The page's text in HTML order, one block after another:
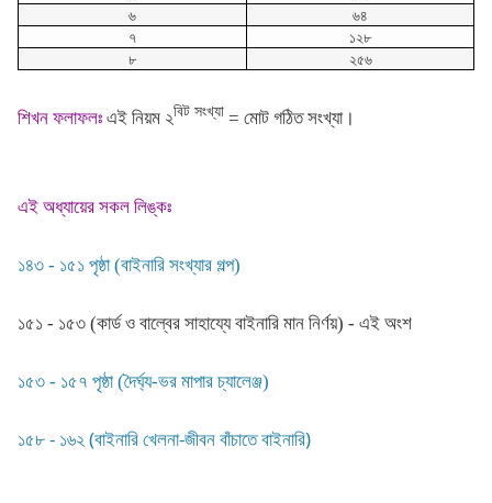
৬
৬৪
৭
১২৮
৮
২৫৬
শিখন ফলাফলঃএই নিয়ম ২বিট সংখ্যা = মোট গঠিত সংখ্যা।
এই অধ্যায়ের সকল লিঙ্কঃ
১৪৩ - ১৫১ পৃষ্ঠা (বাইনারি সংখ্যার গল্প)
১৫১ - ১৫৩ (কার্ড ও বাল্বের সাহায্যে বাইনারি মান নির্ণয়) - এই অংশ
১৫৩ - ১৫৭ পৃষ্ঠা (দৈর্ঘ্য-ভর মাপার চ্যালেঞ্জ)
১৫৮ - ১৬২ (বাইনারি খেলনা-জীবন বাঁচাতে বাইনারি)